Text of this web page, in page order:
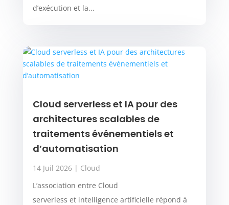
d’exécution et la...
Cloud serverless et IA pour des
architectures scalables de
traitements événementiels et
d’automatisation
14 Juil 2026| Cloud
L’association entre Cloud
serverless et intelligence artificielle répond à